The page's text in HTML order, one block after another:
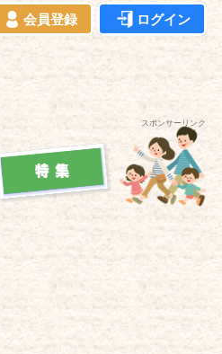
会員登録 ログイン
スポンサーリンク